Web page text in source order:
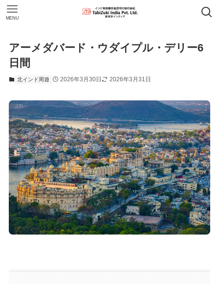
MENU
アーメダバード・ウダイプル・デリー6
日間
北インド周遊 2026年3月30日 2026年3月31日